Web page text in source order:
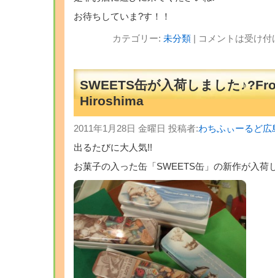
お待ちしていま?す！！
カテゴリー: 未分類| コメントは受け
SWEETS缶が入荷しました
Hiroshima
2011年1月28日 金曜日 投稿者:わちふぃーるど
出るたびに大人気!!
お菓子の入った缶「SWEETS缶」の新作が入荷